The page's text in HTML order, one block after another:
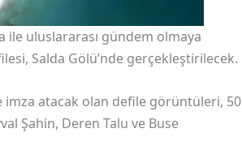
ile uluslararası gündem olmaya
Salda Gölü’nde gerçekleştirilecek.
imza atacak olan defile görüntüleri, 50
Şahin, Deren Talu ve Buse